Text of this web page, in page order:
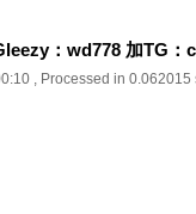
：wd778 加TG：
, Processed in